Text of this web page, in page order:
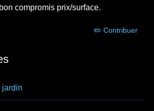
compromis prix/surface.
✏️ Contribuer
jardin